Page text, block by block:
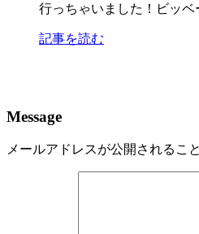
行っちゃいました！ビッ
記事を読む
Message
メールアドレスが公開されるこ